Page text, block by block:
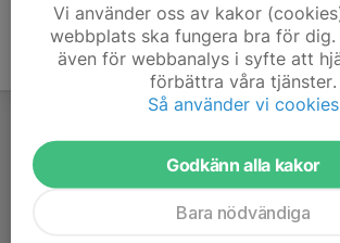
Vi använder oss av kakor
webbplats ska fungera bra för dig.
även för webbanalys i syfte att
förbättra våra tjänster.
Så använder vi cookies
Godkänn alla kakor
Bara nödvändiga